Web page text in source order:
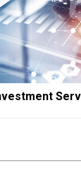
高峰论坛2026
09.09.2026
] 中小企业外贸
化 • 智能物流 •
21.09.2026 -